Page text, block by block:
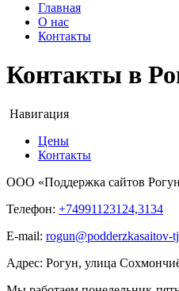
Главная
О нас
Контакты
Контакты в
Навигация
Цены
Контакты
ООО «Поддержка сайтов
Телефон: +74991123124,3134
E-mail: rogun@podderzkasaitov-
Адрес: Рогун, улица